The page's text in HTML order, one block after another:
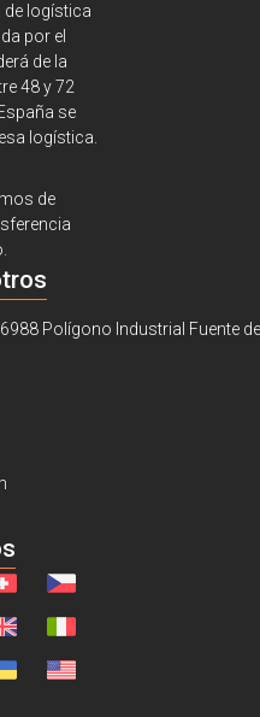
de logística
por el
de la
48 y 72
se
logística.
de
Polígono Industrial Fuente